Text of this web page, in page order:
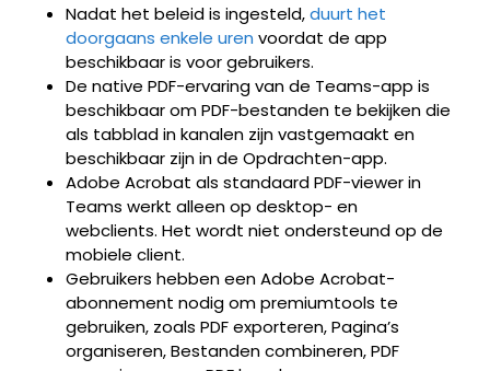
Nadat het beleid is ingesteld,duurt het
doorgaans enkele uren voordat de app
beschikbaar is voor gebruikers.
De native PDF-ervaring van de Teams-app is
beschikbaar om PDF-bestanden te bekijken die
als tabblad in kanalen zijn vastgemaakt en
beschikbaar zijn in de Opdrachten-app.
Adobe Acrobat als standaard PDF-viewer in
Teams werkt alleen op desktop- en
webclients. Het wordt niet ondersteund op de
mobiele client.
Gebruikers hebben een Adobe Acrobat-
abonnement nodig om premiumtools te
gebruiken, zoals PDF exporteren, Pagina’s
organiseren, Bestanden combineren, PDF